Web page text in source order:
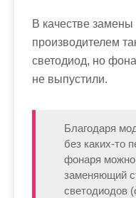
В качестве
производителем
светодиод, но
не выпустили.
Благодаря
без каких-то
фонаря
заменяющий
светодиодов